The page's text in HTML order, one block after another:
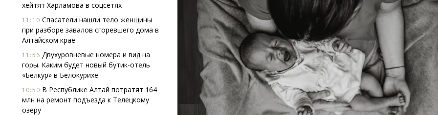
хейтят Харламова в соцсетях
11:10 Спасатели нашли тело женщины
при разборе завалов сгоревшего дома в
Алтайском крае
11:56 Двухуровневые номера и вид на
горы. Каким будет новый бутик-отель
«Белкур» в Белокурихе
10:50 В Республике Алтай потратят 164
млн на ремонт подъезда к Телецкому
озеру